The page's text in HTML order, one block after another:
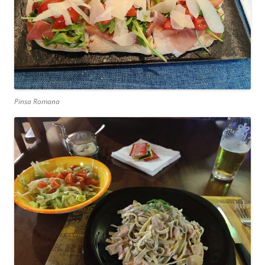
Pinsa Romana